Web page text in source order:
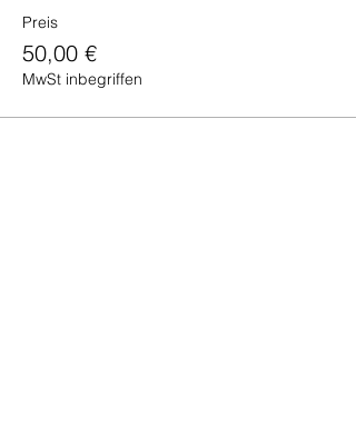
Preis
50,00 €
MwSt inbegriffen